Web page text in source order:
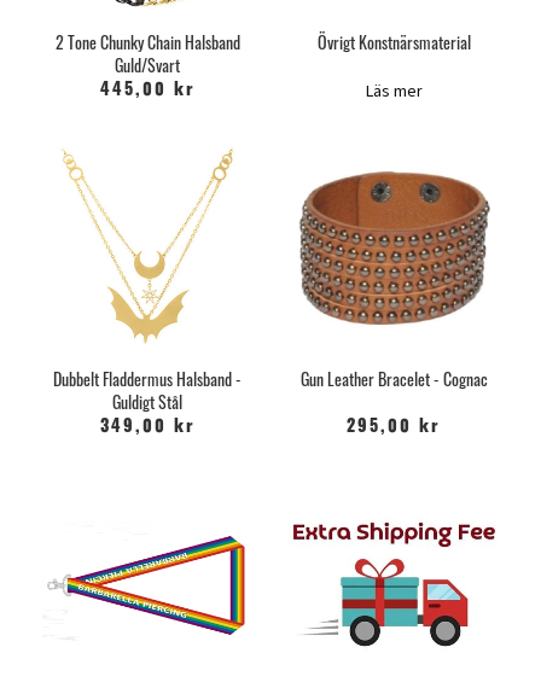
2 Tone Chunky Chain Halsband
Guld/Svart
445,00 kr
Övrigt Konstnärsmaterial
Läs mer
Dubbelt Fladdermus Halsband -
Guldigt Stål
349,00 kr
Gun Leather Bracelet - Cognac
295,00 kr